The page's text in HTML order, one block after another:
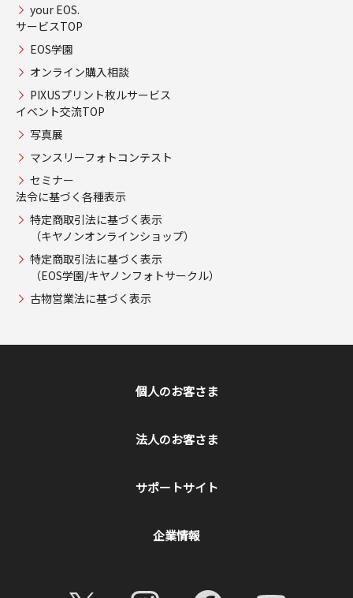
your EOS.
サービスTOP
EOS学園
オンライン購入相談
PIXUSプリント枚ルサービス
イベント交流TOP
写真展
マンスリーフォトコンテスト
セミナー
法令に基づく各種表示
特定商取引法に基づく表示
（キヤノンオンラインショップ）
特定商取引法に基づく表示
（EOS学園/キヤノンフォトサークル）
古物営業法に基づく表示
個人のお客さま
法人のお客さま
サポートサイト
企業情報